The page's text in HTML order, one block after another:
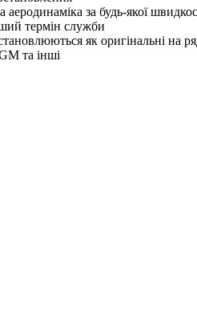
за будь-якої
термін служби
як оригінальні на
та інші